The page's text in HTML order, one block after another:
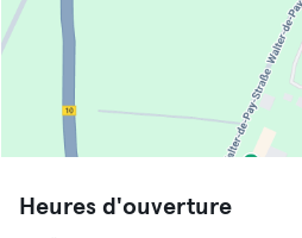
Heures d'ouverture